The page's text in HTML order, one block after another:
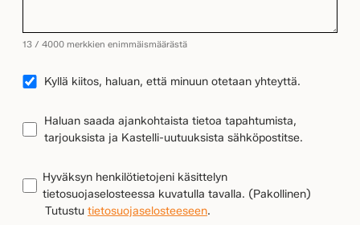
13 / 4000 merkkien enimmäismäärästä
YHTEYDENOTTO
Kyllä kiitos, haluan, että minuun otetaan yhteyttä.
UUTISKIRJEEN
TILAUS
Haluan saada ajankohtaista tietoa tapahtumista,
tarjouksista ja Kastelli-uutuuksista sähköpostitse.
TIETOSUOJA(Pakollinen)
Hyväksyn henkilötietojeni käsittelyn
tietosuojaselosteessa kuvatulla tavalla. (Pakollinen)
Tutustu tietosuojaselosteeseen.